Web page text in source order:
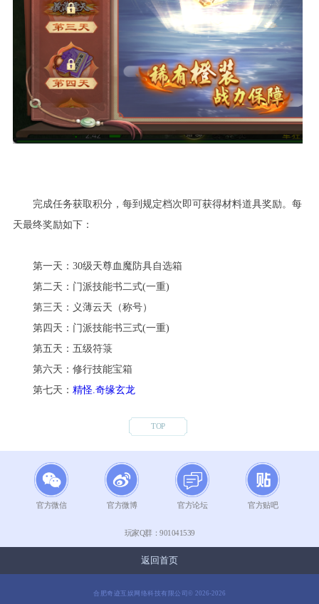
完成任务获取积分，每到规定档次即可获得材料道具奖励。每
天最终奖励如下：
第一天：30级天尊血魔防具自选箱
第二天： 门派技能书二式(一重)
第三天：义薄云天（称号）
第四天： 门派技能书三式(一重)
第五天：五级符箓
第六天：修行技能宝箱
第七天： 精怪.奇缘玄龙
TOP
官方微信 官方微博 官方论坛 官方贴吧
玩家Q群： 901041539
返回首页
合肥奇迹互娱网络科技有限公司© 2026-2026